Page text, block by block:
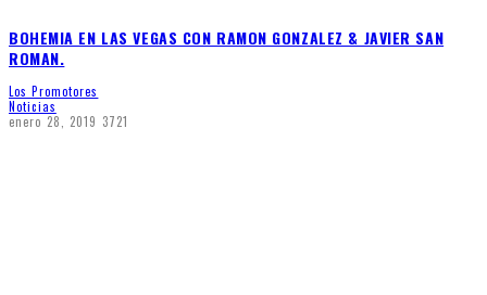
BOHEMIA EN LAS VEGAS CON RAMON GONZALEZ & JAVIER SAN
ROMAN.
Los Promotores
Noticias
enero 28, 2019 3721